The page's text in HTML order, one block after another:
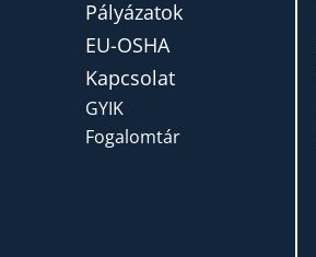
Pályázatok
EU-OSHA
Kapcsolat
GYIK
Fogalomtár